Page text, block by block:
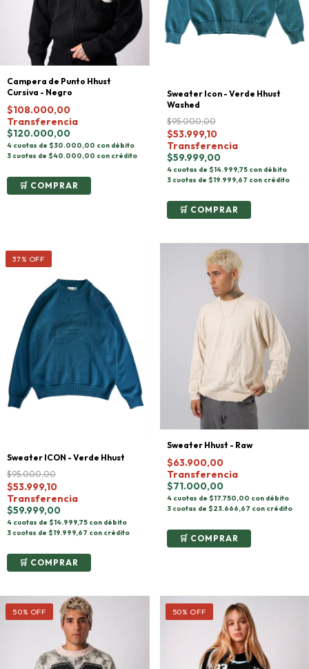
Campera de Punto Hhust
Cursiva - Negro
$108.000,00
Transferencia
$120.000,00
4 cuotas de $30.000,00 con débito
3 cuotas de $40.000,00 con crédito
COMPRAR
Sweater Icon - Verde Hhust
Washed
$95.000,00
$53.999,10
Transferencia
$59.999,00
4 cuotas de $14.999,75 con débito
3 cuotas de $19.999,67 con crédito
COMPRAR
37% OFF
Sweater ICON - Verde Hhust
$95.000,00
$53.999,10
Transferencia
$59.999,00
4 cuotas de $14.999,75 con débito
3 cuotas de $19.999,67 con crédito
COMPRAR
Sweater Hhust - Raw
$63.900,00
Transferencia
$71.000,00
4 cuotas de $17.750,00 con débito
3 cuotas de $23.666,67 con crédito
COMPRAR
50% OFF 50% OFF